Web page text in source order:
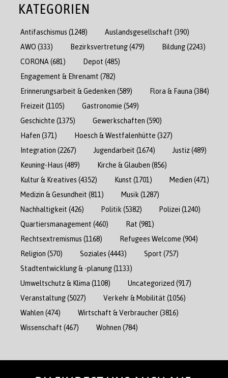
KATEGORIEN
Antifaschismus (1248) Auslandsgesellschaft (390)
AWO (333) Bezirksvertretung(479) Bildung(2243)
CORONA (681) Depot (485)
Engagement & Ehrenamt (782)
Erinnerungsarbeit & Gedenken (589) Flora & Fauna (384)
Freizeit (1105) Gastronomie (549)
Geschichte (1375) Gewerkschaften (590)
Hafen (371) Hoesch & Westfalenhütte (327)
Integration (2267) Jugendarbeit (1674) Justiz(489)
Keuning-Haus (489) Kirche & Glauben (856)
Kultur & Kreatives (4352) Kunst (1701) Medien (471)
Medizin & Gesundheit (811) Musik (1287)
Nachhaltigkeit (426) Politik (5382) Polizei (1240)
Quartiersmanagement (460) Rat (981)
Rechtsextremismus (1168) Refugees Welcome (904)
Religion (570) Soziales (4443) Sport (757)
Stadtentwicklung & -planung(1133)
Umweltschutz & Klima (1108) Uncategorized (917)
Veranstaltung(5027) Verkehr & Mobilität (1056)
Wahlen (474) Wirtschaft & Verbraucher(3816)
Wissenschaft (467) Wohnen (784)